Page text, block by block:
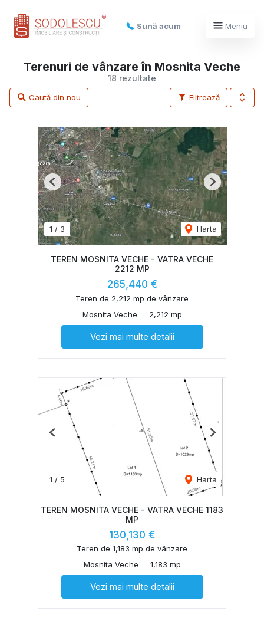
Sună acum Meniu
18 rezultate
Terenuri de vânzare în Mosnita Veche
Filtrează
Caută din nou
1 / 3 Harta
Previous Next
TEREN MOSNITA VECHE - VATRA VECHE
2212 MP
265,440 €
Teren de 2,212 mp de vânzare
Mosnita Veche
2,212 mp
Vezi mai multe detalii
1 / 5 Harta
Previous Next
TEREN MOSNITA VECHE - VATRA VECHE 1183
MP
130,130 €
Teren de 1,183 mp de vânzare
Mosnita Veche
1,183 mp
Vezi mai multe detalii